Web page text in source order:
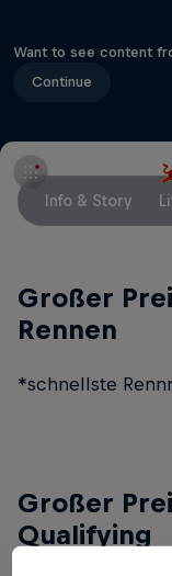
Want to see content
Continue
Info & Story
Großer
Rennen
*schnellste
Großer
Qualifying